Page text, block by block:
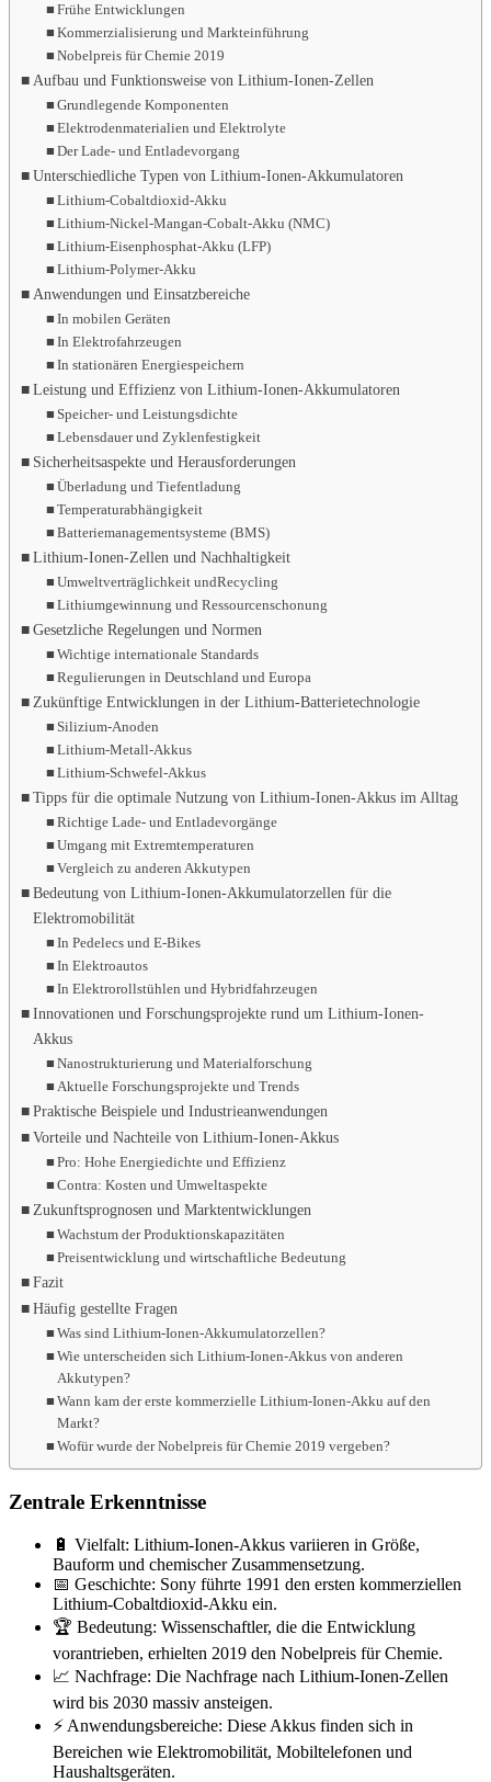
Frühe Entwicklungen
Kommerzialisierung und Markteinführung
Nobelpreis für Chemie 2019
Aufbau und Funktionsweise von Lithium-Ionen-Zellen
Grundlegende Komponenten
Elektrodenmaterialien und Elektrolyte
Der Lade- und Entladevorgang
Unterschiedliche Typen von Lithium-Ionen-Akkumulatoren
Lithium-Cobaltdioxid-Akku
Lithium-Nickel-Mangan-Cobalt-Akku (NMC)
Lithium-Eisenphosphat-Akku (LFP)
Lithium-Polymer-Akku
Anwendungen und Einsatzbereiche
In mobilen Geräten
In Elektrofahrzeugen
In stationären Energiespeichern
Leistung und Effizienz von Lithium-Ionen-Akkumulatoren
Speicher- und Leistungsdichte
Lebensdauer und Zyklenfestigkeit
Sicherheitsaspekte und Herausforderungen
Überladung und Tiefentladung
Temperaturabhängigkeit
Batteriemanagementsysteme (BMS)
Lithium-Ionen-Zellen und Nachhaltigkeit
Umweltverträglichkeit undRecycling
Lithiumgewinnung und Ressourcenschonung
Gesetzliche Regelungen und Normen
Wichtige internationale Standards
Regulierungen in Deutschland und Europa
Zukünftige Entwicklungen in der Lithium-Batterietechnologie
Silizium-Anoden
Lithium-Metall-Akkus
Lithium-Schwefel-Akkus
Tipps für die optimale Nutzung von Lithium-Ionen-Akkus im Alltag
Richtige Lade- und Entladevorgänge
Umgang mit Extremtemperaturen
Vergleich zu anderen Akkutypen
Bedeutung von Lithium-Ionen-Akkumulatorzellen für die
Elektromobilität
In Pedelecs und E-Bikes
In Elektroautos
In Elektrorollstühlen und Hybridfahrzeugen
Innovationen und Forschungsprojekte rund um Lithium-Ionen-
Akkus
Nanostrukturierung und Materialforschung
Aktuelle Forschungsprojekte und Trends
Praktische Beispiele und Industrieanwendungen
Vorteile und Nachteile von Lithium-Ionen-Akkus
Pro: Hohe Energiedichte und Effizienz
Contra: Kosten und Umweltaspekte
Zukunftsprognosen und Marktentwicklungen
Wachstum der Produktionskapazitäten
Preisentwicklung und wirtschaftliche Bedeutung
Fazit
Häufig gestellte Fragen
Was sind Lithium-Ionen-Akkumulatorzellen?
Wie unterscheiden sich Lithium-Ionen-Akkus von anderen
Akkutypen?
Wann kam der erste kommerzielle Lithium-Ionen-Akku auf den
Markt?
Wofür wurde der Nobelpreis für Chemie 2019 vergeben?
Zentrale Erkenntnisse
🔋 Vielfalt: Lithium-Ionen-Akkus variieren in Größe,
Bauform und chemischer Zusammensetzung.
📅 Geschichte: Sony führte 1991 den ersten kommerziellen
Lithium-Cobaltdioxid-Akku ein.
🏆 Bedeutung: Wissenschaftler, die die Entwicklung
vorantrieben, erhielten 2019 den Nobelpreis für Chemie.
📈 Nachfrage: Die Nachfrage nach Lithium-Ionen-Zellen
wird bis 2030 massiv ansteigen.
⚡ Anwendungsbereiche: Diese Akkus finden sich in
Bereichen wie Elektromobilität, Mobiltelefonen und
Haushaltsgeräten.